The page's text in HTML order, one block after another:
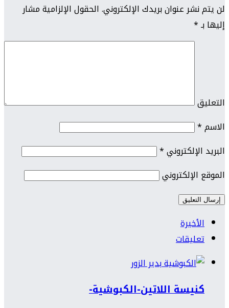
لن يتم نشر عنوان بريدك الإلكتروني.الحقول الإلزامية مشار
إليها بـ*
التعليق
الاسم*
البريد الإلكتروني*
الموقع الإلكتروني
الأخيرة
تعليقات
كنيسة اللاتين-الكبوشية-